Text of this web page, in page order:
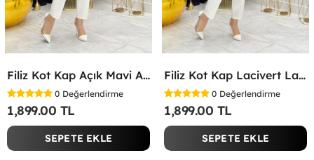
Filiz Kot Kap Açık Mavi Açık Mavi
0 Değerlendirme
1,899.00 TL
SEPETE EKLE
Filiz Kot Kap Lacivert Lacivert
0 Değerlendirme
1,899.00 TL
SEPETE EKLE